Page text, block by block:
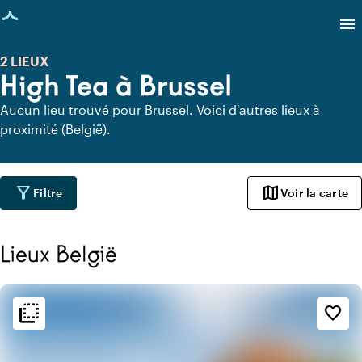
chargée
menu
High Tea à Brussel
2 LIEUX
Aucun lieu trouvé pour Brussel. Voici d'autres lieux à
proximité (België).
filter_alt Filtre mapVoir la carte
Lieux België
flip_to_back favorite_border
flip_to_back Ambiance
info
Botanique
style
Hôtel chic